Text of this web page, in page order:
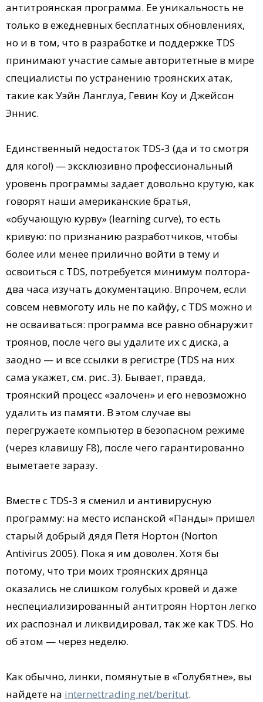
антитроянская программа. Ее уникальность не
только в ежедневных бесплатных обновлениях,
но и в том, что в разработке и поддержке TDS
принимают участие самые авторитетные в мире
специалисты по устранению троянских атак,
такие как Уэйн Ланглуа, Гевин Коу и Джейсон
Эннис.
Единственный недостаток TDS-3 (да и то смотря
для кого!) — эксклюзивно профессиональный
уровень программы задает довольно крутую, как
говорят наши американские братья,
«обучающую курву» (learning curve), то есть
кривую: по признанию разработчиков, чтобы
более или менее прилично войти в тему и
освоиться с TDS, потребуется минимум полтора-
два часа изучать документацию. Впрочем, если
совсем невмоготу иль не по кайфу, с TDS можно и
не осваиваться: программа все равно обнаружит
троянов, после чего вы удалите их с диска, а
заодно — и все ссылки в регистре (TDS на них
сама укажет, см. рис. 3). Бывает, правда,
троянский процесс «залочен» и его невозможно
удалить из памяти. В этом случае вы
перегружаете компьютер в безопасном режиме
(через клавишу F8), после чего гарантированно
выметаете заразу.
Вместе с TDS-3 я сменил и антивирусную
программу: на место испанской «Панды» пришел
старый добрый дядя Петя Нортон (Norton
Antivirus 2005). Пока я им доволен. Хотя бы
потому, что три моих троянских дрянца
оказались не слишком голубых кровей и даже
неспециализированный антитроян Нортон легко
их распознал и ликвидировал, так же как TDS. Но
об этом — через неделю.
Как обычно, линки, помянутые в «Голубятне», вы
найдете на internettrading.net/beritut.